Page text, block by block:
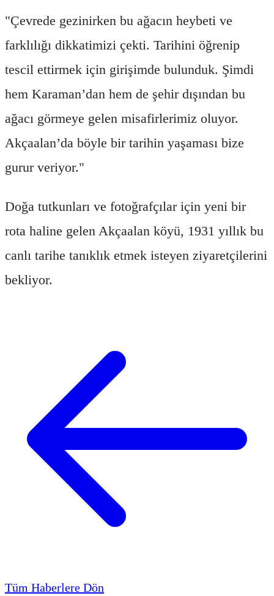
"Çevrede gezinirken bu ağacın heybeti ve
farklılığı dikkatimizi çekti. Tarihini öğrenip
tescil ettirmek için girişimde bulunduk. Şimdi
hem Karaman’dan hem de şehir dışından bu
ağacı görmeye gelen misafirlerimiz oluyor.
Akçaalan’da böyle bir tarihin yaşaması bize
gurur veriyor."
Doğa tutkunları ve fotoğrafçılar için yeni bir
rota haline gelen Akçaalan köyü, 1931 yıllık bu
canlı tarihe tanıklık etmek isteyen ziyaretçilerini
bekliyor.
Tüm Haberlere Dön